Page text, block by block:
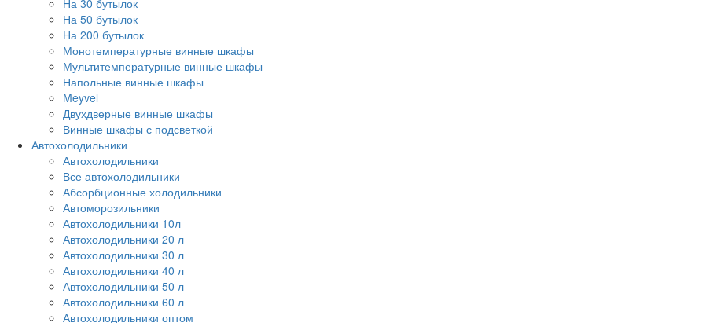
На 30 бутылок
На 50 бутылок
На 200 бутылок
Монотемпературные винные шкафы
Мультитемпературные винные шкафы
Напольные винные шкафы
Meyvel
Двухдверные винные шкафы
Винные шкафы с подсветкой
Автохолодильники
Автохолодильники
Все автохолодильники
Абсорбционные холодильники
Автоморозильники
Автохолодильники 10л
Автохолодильники 20 л
Автохолодильники 30 л
Автохолодильники 40 л
Автохолодильники 50 л
Автохолодильники 60 л
Автохолодильники оптом